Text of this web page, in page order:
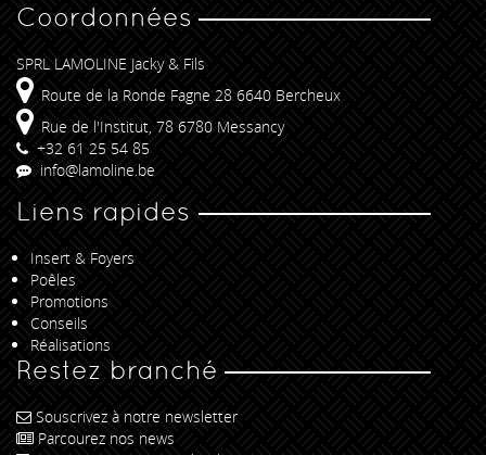
Coordonnées
SPRL LAMOLINE Jacky & Fils
Route de la Ronde Fagne 28 6640 Bercheux
Rue de l'Institut, 78 6780 Messancy
+32 61 25 54 85
info@lamoline.be
Liens rapides
Insert & Foyers
Poêles
Promotions
Conseils
Réalisations
Restez branché
Souscrivez à notre newsletter
Parcourez nos news